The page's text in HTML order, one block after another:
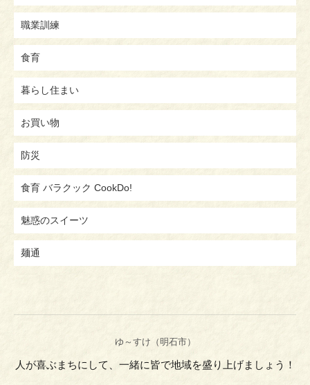
職業訓練
食育
暮らし住まい
お買い物
防災
食育 バラクック CookDo!
魅惑のスイーツ
麺通
ゆ～すけ（明石市）
人が喜ぶまちにして、一緒に皆で地域を盛り上げましょう！